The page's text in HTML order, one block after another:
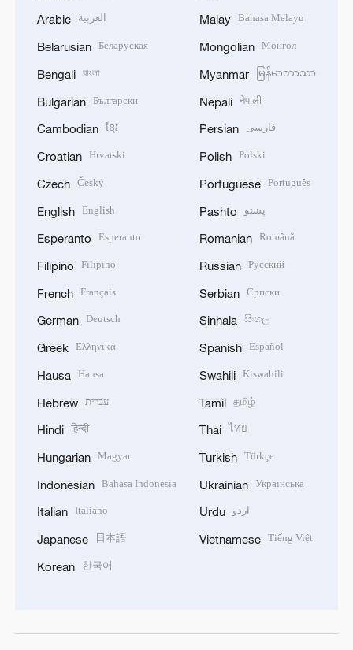
Arabic العربية
Belarusian Беларуская
Bengali বাংলা
Bulgarian Български
Cambodian ខ្មែរ
Croatian Hrvatski
Czech Český
English English
Esperanto Esperanto
Filipino Filipino
French Français
German Deutsch
Greek Ελληνικά
Hausa Hausa
Hebrew עברית
Hindi हिन्दी
Hungarian Magyar
Indonesian Bahasa Indonesia
Italian Italiano
Japanese 日本語
Korean 한국어
Malay Bahasa Melayu
Mongolian Монгол
Myanmar မြန်မာဘာသာ
Nepali नेपाली
Persian فارسی
Polish Polski
Portuguese Português
Pashto پښتو
Romanian Română
Russian Русский
Serbian Српски
Sinhala සිංහල
Spanish Español
Swahili Kiswahili
Tamil தமிழ்
Thai ไทย
Turkish Türkçe
Ukrainian Українська
Urdu اردو
Vietnamese Tiếng Việt